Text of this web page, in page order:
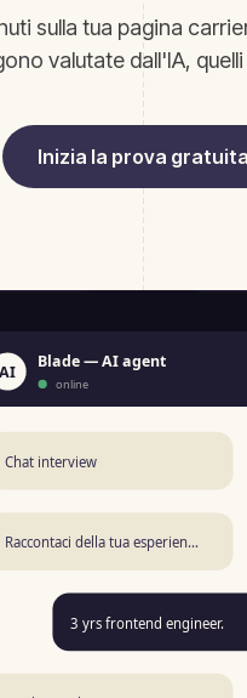
sulla tua pagina
valutate dall'IA,
Inizia la prova gratuita
AI
Blade — AI agent
online
Chat interview
Raccontaci della tua esperien…
3 yrs frontend engineer.